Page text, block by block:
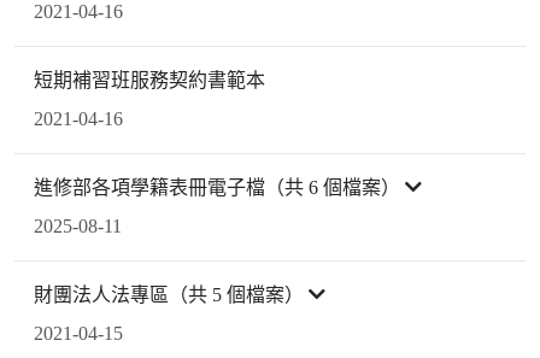
2021-04-16
短期補習班服務契約書範本
2021-04-16
進修部各項學籍表冊電子檔（共 6 個檔案）
2025-08-11
財團法人法專區（共 5 個檔案）
2021-04-15